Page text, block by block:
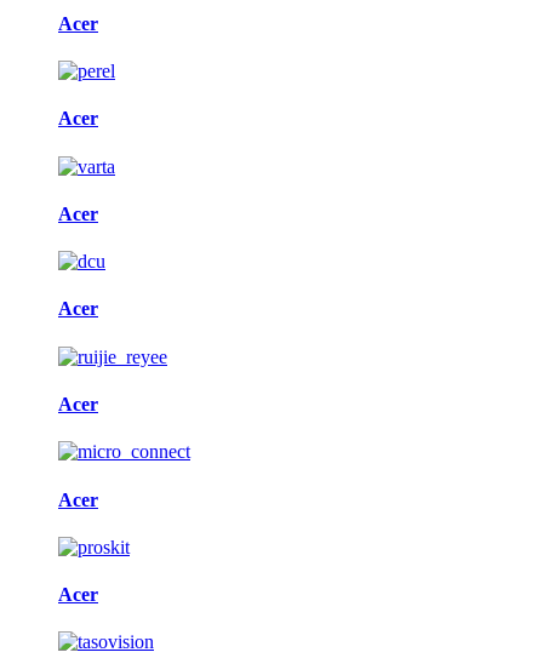
Acer
Acer
Acer
Acer
Acer
Acer
Acer